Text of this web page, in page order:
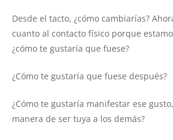
Desde el tacto, ¿cómo cambiarías?
cuanto al contacto físico porque
¿cómo te gustaría que fuese?
¿Cómo te gustaría que fuese después?
¿Cómo te gustaría manifestar ese
manera de ser tuya a los demás?